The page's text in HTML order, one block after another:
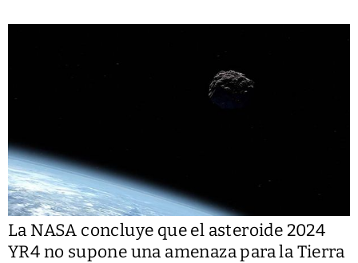
La NASA concluye que el asteroide 2024
YR4 no supone una amenaza para la Tierra